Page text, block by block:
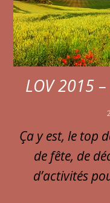
LOV 2015
Ça y est, le top
de fête, de
d’activités